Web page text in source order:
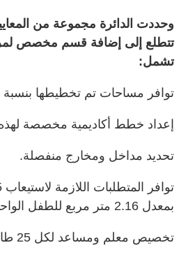
وحددت الدائرة مجموعة من
تتطلع إلى إضافة قسم مخصص
تشمل:
توافر مساحات تم تخطيطها بنسبة
إعداد خطط أكاديمية مخصصة لهذه
تحديد مداخل ومخارج منفصلة.
بمعدل 2.16 متر مربع للطفل الواحد.
تخصيص معلم ومساعد لكل 25 طالباً وطالبة.